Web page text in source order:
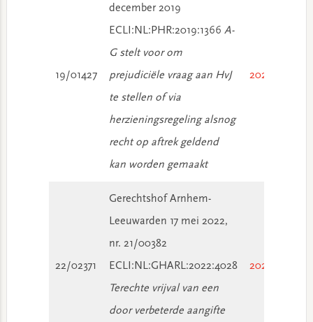
19/01427
december 2019
ECLI:NL:PHR:2019:1366 A-
G stelt voor om
prejudiciële vraag aan HvJ
te stellen of via
herzieningsregeling alsnog
recht op aftrek geldend
kan worden gemaakt
2020/739
22/02371
Gerechtshof Arnhem-
Leeuwarden 17 mei 2022,
nr. 21/00382
ECLI:NL:GHARL:2022:4028
Terechte vrijval van een
door verbeterde aangifte
2022/2499